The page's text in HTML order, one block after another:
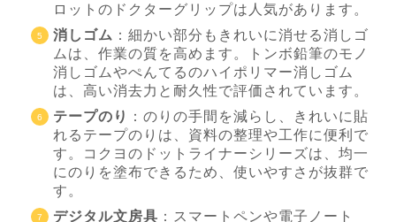
ロットのドクターグリップは人気があります。
消しゴム ：細かい部分もきれいに消せる消しゴ
ムは、作業の質を高めます。トンボ鉛筆のモノ
消しゴムやぺんてるのハイポリマー消しゴム
は、高い消去力と耐久性で評価されています。
テープのり
：のりの手間を減らし、きれいに貼
れるテープのりは、資料の整理や工作に便利で
す。コクヨのドットライナーシリーズは、均一
にのりを塗布できるため、使いやすさが抜群で
す。
デジタル文房具 ：スマートペンや電子ノート